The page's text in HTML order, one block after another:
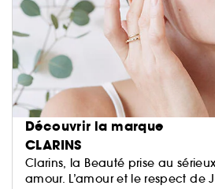
Découvrir la marque
CLARINS
Clarins, la Beauté prise au
amour. L’amour et le respect de